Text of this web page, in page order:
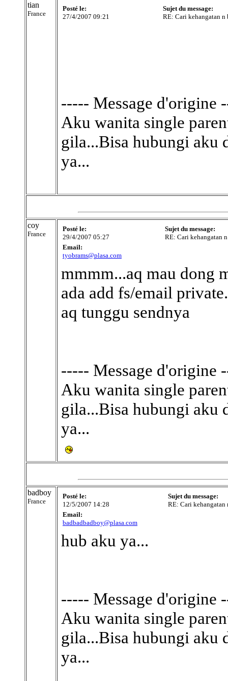
tian
France
Posté le:
27/4/2007 09:21
Sujet du message:
RE: Cari kehangatan n
----- Message d'origine
Aku wanita single
gila...Bisa hubungi aku
ya...
coy
France
Posté le:
29/4/2007 05:27
Sujet du message:
RE: Cari kehangatan
Email:
tyobrams@plasa.com
mmmm...aq mau dong
ada add fs/email
aq tunggu sendnya
----- Message d'origine
Aku wanita single
gila...Bisa hubungi aku
ya...
badboy
France
Posté le:
12/5/2007 14:28
Sujet du message:
RE: Cari kehangatan
Email:
badbadbadboy@plasa.com
hub aku ya...
----- Message d'origine
Aku wanita single
gila...Bisa hubungi aku
ya...